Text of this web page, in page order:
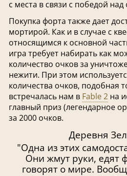
с места в связи с победой
Покупка форта также дает
мортирой. Как и в случае с
относящимся к основной
игра требует набирать как
количество очков за
нежити. При этом
количества очков, подобная
встречалась нам в Fable 2на
главный приз (легендарное
за 2000 очков.
Деревня
"Одна из этих
Они жмут руки, едят
говорят о мире.